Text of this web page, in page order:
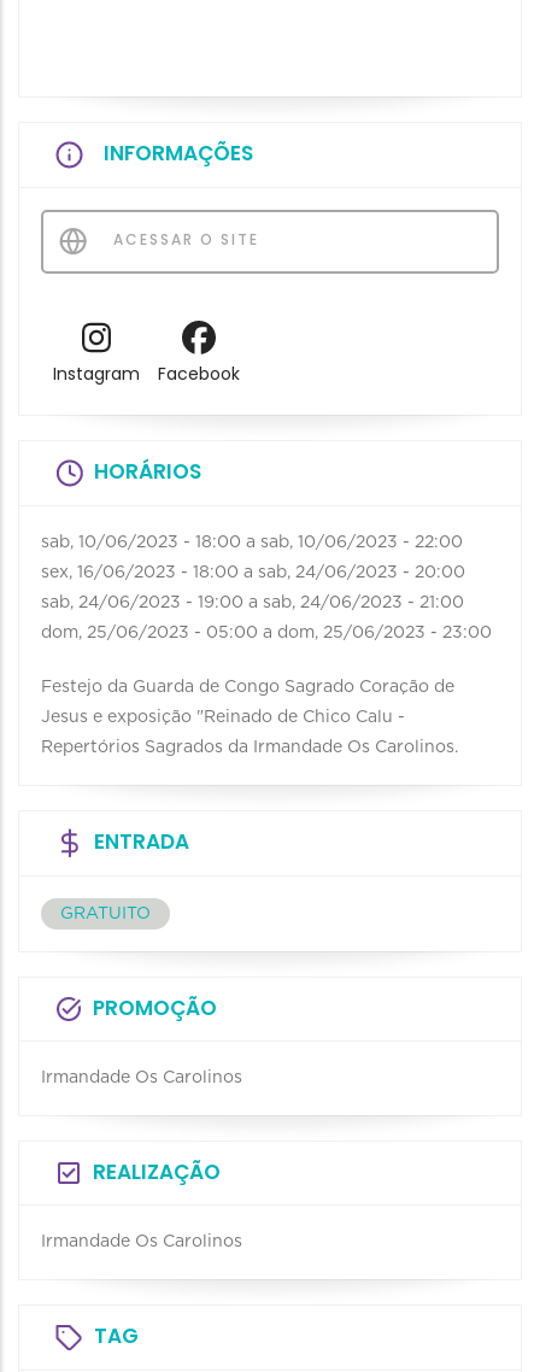
INFORMAÇÕES
ACESSAR O SITE
Instagram Facebook
HORÁRIOS
sab, 10/06/2023 - 18:00 a sab, 10/06/2023 - 22:00
sex, 16/06/2023 - 18:00 a sab, 24/06/2023 - 20:00
sab, 24/06/2023 - 19:00 a sab, 24/06/2023 - 21:00
dom, 25/06/2023 - 05:00 a dom, 25/06/2023 - 23:00
Festejo da Guarda de Congo Sagrado Coração de
Jesus e exposição "Reinado de Chico Calu -
Repertórios Sagrados da Irmandade Os Carolinos.
ENTRADA
GRATUITO
PROMOÇÃO
Irmandade Os Carolinos
REALIZAÇÃO
Irmandade Os Carolinos
TAG